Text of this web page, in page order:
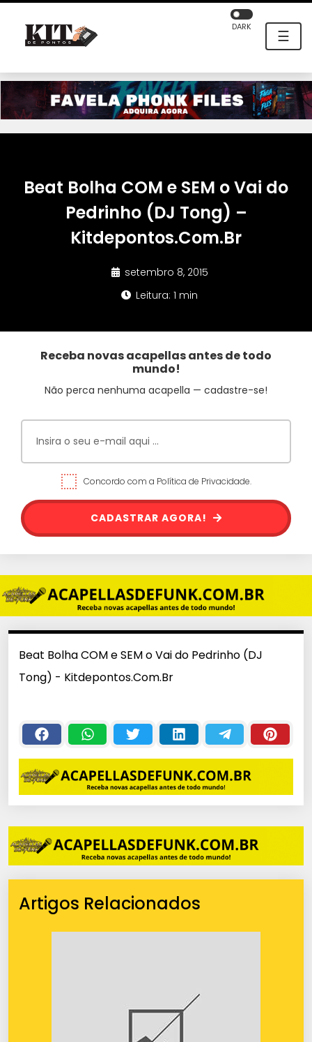
☰
DARK
Beat Bolha COM e SEM o Vai do
Pedrinho (DJ Tong) –
Kitdepontos.Com.Br
setembro 8, 2015
Leitura: 1 min
Receba novas acapellas antes de todo
mundo!
Não perca nenhuma acapella — cadastre-se!
Concordo com a Política de Privacidade.
CADASTRAR AGORA!
Beat Bolha COM e SEM o Vai do Pedrinho (DJ
Tong) - Kitdepontos.Com.Br
Artigos Relacionados